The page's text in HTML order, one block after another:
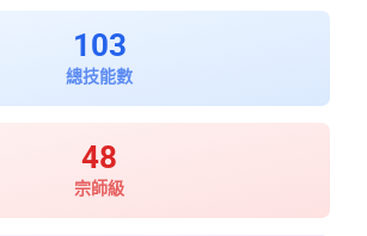
103
總技能數
48
宗師級